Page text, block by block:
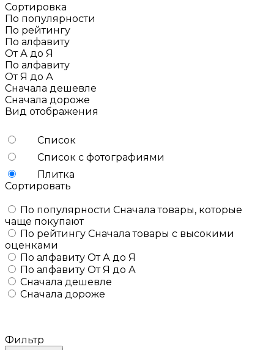
Сортировка
По популярности
По рейтингу
По алфавиту
От А до Я
По алфавиту
От Я до А
Сначала дешевле
Сначала дороже
Вид отображения
Список
Список с фотографиями
Плитка
Сортировать
По популярности Сначала товары, которые
чаще покупают
По рейтингу Сначала товары с высокими
оценками
По алфавиту От А до Я
По алфавиту От Я до А
Сначала дешевле
Сначала дороже
Фильтр